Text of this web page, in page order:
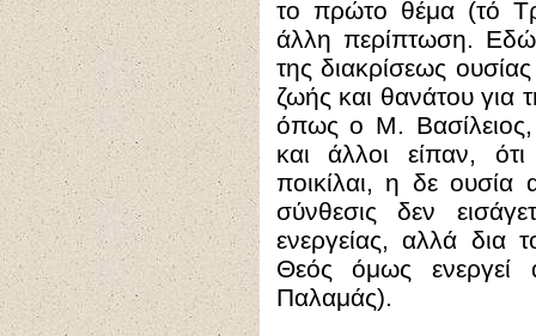
το πρώτο θέμα (τό
άλλη περίπτωση. Εδώ
της διακρίσεως
ζωής και θανάτου για
όπως ο Μ.
και άλλοι είπαν,
ποικίλαι, η δε ουσία
σύνθεσις δεν
ενεργείας, αλλά δια
Θεός όμως ενεργεί
Παλαμάς).